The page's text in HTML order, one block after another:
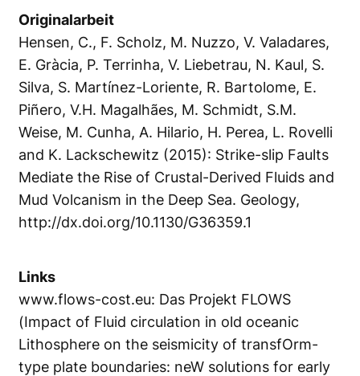
Originalarbeit
Hensen, C., F. Scholz, M. Nuzzo, V. Valadares,
E. Gràcia, P. Terrinha, V. Liebetrau, N. Kaul, S.
Silva, S. Martínez-Loriente, R. Bartolome, E.
Piñero, V.H. Magalhães, M. Schmidt, S.M.
Weise, M. Cunha, A. Hilario, H. Perea, L. Rovelli
and K. Lackschewitz (2015): Strike-slip Faults
Mediate the Rise of Crustal-Derived Fluids and
Mud Volcanism in the Deep Sea. Geology,
http://dx.doi.org/10.1130/G36359.1
Links
www.flows-cost.eu: Das Projekt FLOWS
(Impact of Fluid circulation in old oceanic
Lithosphere on the seismicity of transfOrm-
type plate boundaries: neW solutions for early